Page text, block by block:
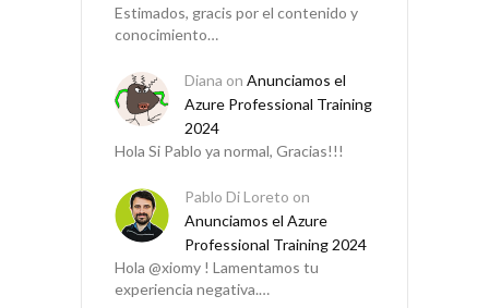
Estimados, gracis por el contenido y
conocimiento…
Diana on Anunciamos el
Azure Professional Training
2024
Hola Si Pablo ya normal, Gracias!!!
Pablo Di Loreto on
Anunciamos el Azure
Professional Training 2024
Hola @xiomy ! Lamentamos tu
experiencia negativa.…